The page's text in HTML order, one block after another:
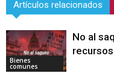
Artículos relacionados
Bienes
comunes
No al
recursos